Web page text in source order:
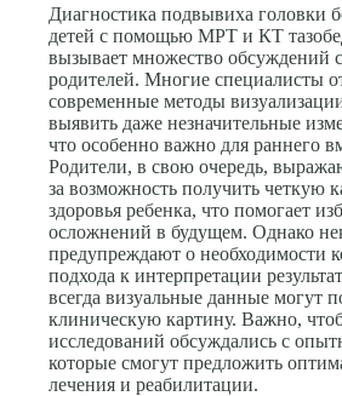
Диагностика подвывиха головки
детей с помощью МРТ и КТ
вызывает множество обсуждений
родителей. Многие специалисты
современные методы
выявить даже незначительные
что особенно важно для раннего
Родители, в свою очередь,
за возможность получить четкую
здоровья ребенка, что помогает
осложнений в будущем. Однако
предупреждают о необходимости
подхода к интерпретации
всегда визуальные данные могут
клиническую картину. Важно,
исследований обсуждались с
которые смогут предложить
лечения и реабилитации.